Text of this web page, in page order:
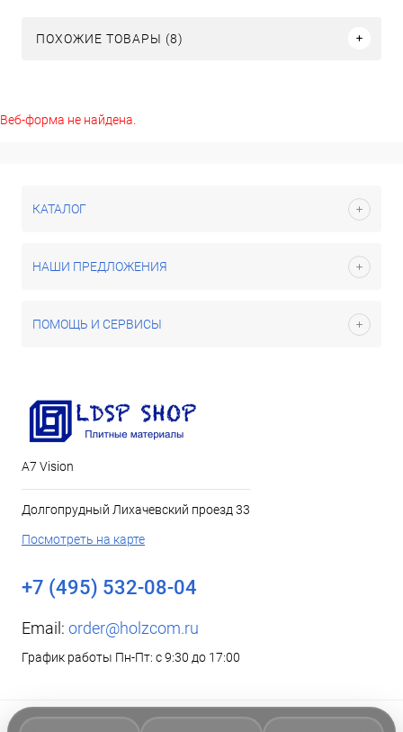
ПОХОЖИЕ ТОВАРЫ (8)
Веб-форма не найдена.
КАТАЛОГ
НАШИ ПРЕДЛОЖЕНИЯ
ПОМОЩЬ И СЕРВИСЫ
А7 Vision
Долгопрудный Лихачевский проезд 33
Посмотреть на карте
+7 (495) 532-08-04
Email: order@holzcom.ru
График работы Пн-Пт: с 9:30 до 17:00